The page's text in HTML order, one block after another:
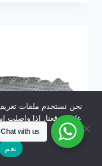
Chat with us
نحن نستخدم ملفات تعريف
على موقعنا. إذا واصلت
نعم